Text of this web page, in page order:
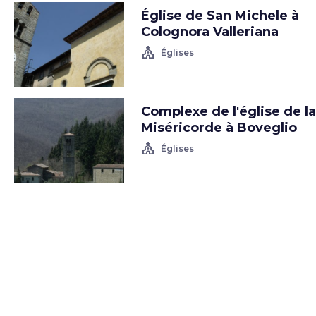
Église de San Michele à
Colognora Valleriana
church Églises
Complexe de l'église de la
Miséricorde à Boveglio
church Églises